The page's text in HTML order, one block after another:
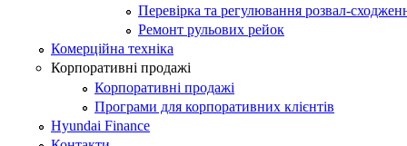
Перевірка та регулювання розвал-
Ремонт рульових рейок
Комерційна техніка
Корпоративні продажі
Корпоративні продажі
Програми для корпоративних клієнтів
Hyundai Finance